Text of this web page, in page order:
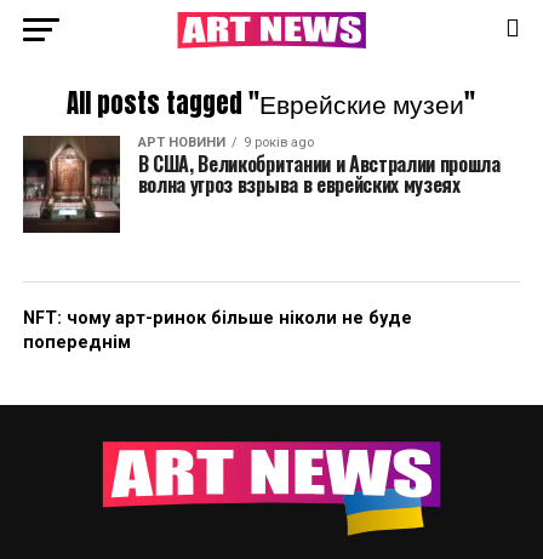
All posts tagged "Еврейские музеи"
АРТ НОВИНИ 9 років ago
В США, Великобритании и Австралии прошла
волна угроз взрыва в еврейских музеях
NFT: чому арт-ринок більше ніколи не буде
попереднім